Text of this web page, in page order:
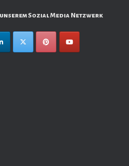
Sozial Media Netzwerk